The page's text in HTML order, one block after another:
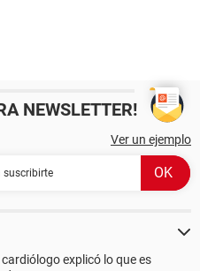
NEWSLETTER!
Ver un ejemplo
explicó lo que es